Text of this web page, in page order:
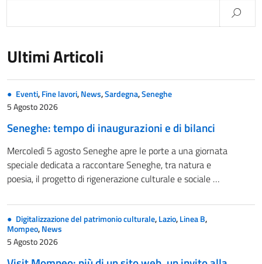
Ultimi Articoli
Eventi,Fine lavori,News,Sardegna,Seneghe
5 Agosto 2026
Seneghe: tempo di inaugurazioni e di bilanci
Mercoledì 5 agosto Seneghe apre le porte a una giornata
speciale dedicata a raccontare Seneghe, tra natura e
poesia, il progetto di rigenerazione culturale e sociale …
Digitalizzazione del patrimonio culturale,Lazio,Linea B,
Mompeo,News
5 Agosto 2026